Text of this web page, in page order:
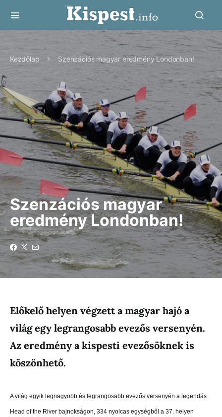
Kezdőlap Szenzációs magyar eredmény Londonban!
Szenzációs magyar
eredmény Londonban!
Előkelő helyen végzett a magyar hajó a
világ egy legrangosabb evezős versenyén.
Az eredmény a kispesti evezősöknek is
köszönhető.
A világ egyik legnagyobb és legrangosabb evezős versenyén a legendás
Head of the River bajnokságon, 334 nyolcas egységből a 37. helyen